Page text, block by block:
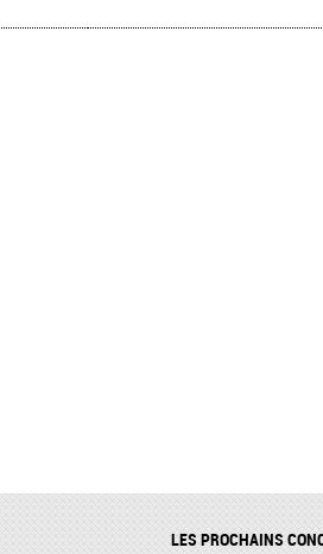
LES PROCHAINS